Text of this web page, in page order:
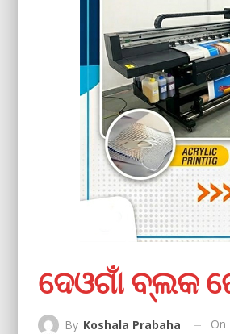
ଦେଓଗାଁ ବ୍ଲକ
By Koshala Prabaha On